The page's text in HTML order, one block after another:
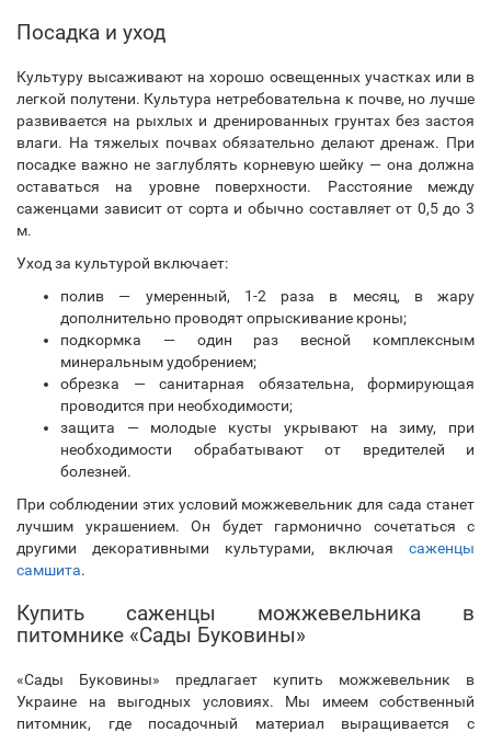
Посадка и уход
Культуру высаживают на хорошо освещенных участках или в
легкой полутени. Культура нетребовательна к почве, но лучше
развивается на рыхлых и дренированных грунтах без застоя
влаги. На тяжелых почвах обязательно делают дренаж. При
посадке важно не заглублять корневую шейку — она должна
оставаться на уровне поверхности. Расстояние между
саженцами зависит от сорта и обычно составляет от 0,5 до 3
м.
Уход за культурой включает:
полив — умеренный, 1-2 раза в месяц, в жару
дополнительно проводят опрыскивание кроны;
подкормка — один раз весной комплексным
минеральным удобрением;
обрезка — санитарная обязательна, формирующая
проводится при необходимости;
защита — молодые кусты укрывают на зиму, при
необходимости обрабатывают от вредителей и
болезней.
При соблюдении этих условий можжевельник для сада станет
лучшим украшением. Он будет гармонично сочетаться с
другими декоративными культурами, включая саженцы
самшита.
Купить саженцы можжевельника в
питомнике «Сады Буковины»
«Сады Буковины» предлагает купить можжевельник в
Украине на выгодных условиях. Мы имеем собственный
питомник, где посадочный материал выращивается с